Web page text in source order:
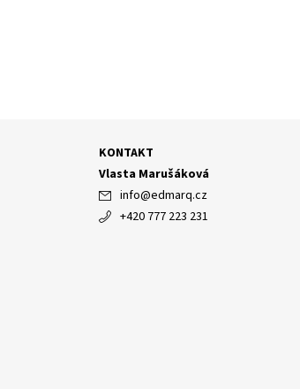
KONTAKT
Vlasta Marušáková
info@edmarq.cz
+420 777 223 231